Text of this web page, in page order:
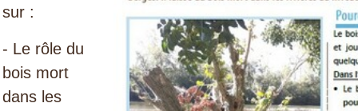
sur :
- Le rôle du
bois mort
dans les